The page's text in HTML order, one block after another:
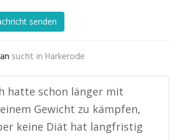
senden
sucht in Harkerode
hatte schon länger mit
Gewicht zu kämpfen,
keine Diät hat langfristig